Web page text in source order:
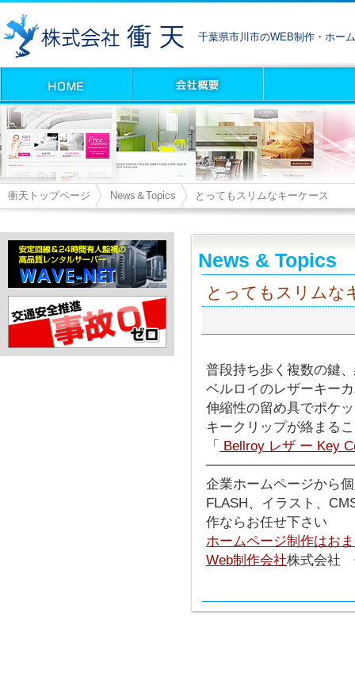
千葉県市川市のWEB制作・ホー
衝天トップページ News＆Topics とってもスリムなキーケース
News & Topics
とってもスリムな
普段持ち歩く複数の鍵
ベルロイのレザーキー
伸縮性の留め具でポケ
キークリップが絡まる
「
Bellroy レザ ー Key
企業ホームページから
FLASH、イラスト、
作ならお任せ下さい
ホームページ制作はお
Web制作会社株式会社